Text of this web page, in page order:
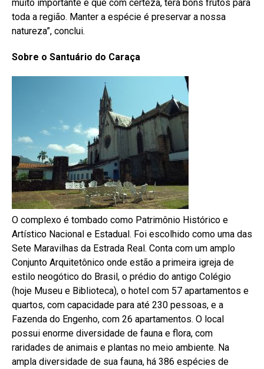
muito importante e que com certeza, terá bons frutos para
toda a região. Manter a espécie é preservar a nossa
natureza”, conclui.
Sobre o Santuário do Caraça
O complexo é tombado como Patrimônio Histórico e
Artístico Nacional e Estadual. Foi escolhido como uma das
Sete Maravilhas da Estrada Real. Conta com um amplo
Conjunto Arquitetônico onde estão a primeira igreja de
estilo neogótico do Brasil, o prédio do antigo Colégio
(hoje Museu e Biblioteca), o hotel com 57 apartamentos e
quartos, com capacidade para até 230 pessoas, e a
Fazenda do Engenho, com 26 apartamentos. O local
possui enorme diversidade de fauna e flora, com
raridades de animais e plantas no meio ambiente. Na
ampla diversidade de sua fauna, há 386 espécies de